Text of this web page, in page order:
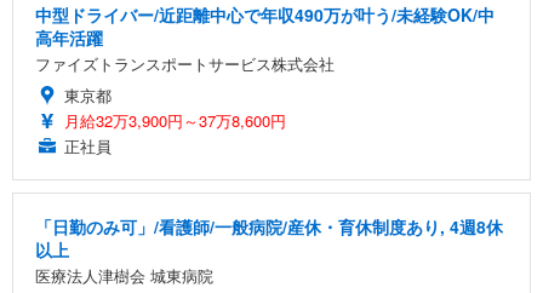
中型ドライバー/近距離中心で年収490万が叶う/未経験OK/中
高年活躍
ファイズトランスポートサービス株式会社
東京都
月給32万3,900円～37万8,600円
正社員
「日勤のみ可」/看護師/一般病院/産休・育休制度あり, 4週8休
以上
医療法人津樹会 城東病院